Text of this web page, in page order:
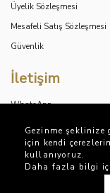
Üyelik Sözleşmesi
Mesafeli Satış Sözleşmesi
Güvenlik
İletişim
WhatsApp
Instagram
info@emienza.com
+90 551 874 1511
Gezinme şeklinize
için kendi
kullanıyoruz.
Daha fazla bilgi